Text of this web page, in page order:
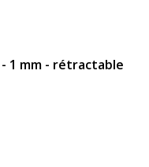
- 1 mm - rétractable